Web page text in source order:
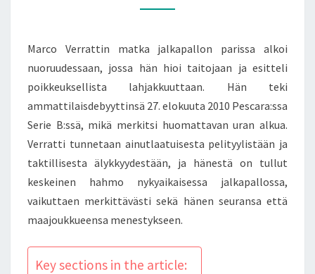
Marco Verrattin matka jalkapallon parissa alkoi
nuoruudessaan, jossa hän hioi taitojaan ja esitteli
poikkeuksellista lahjakkuuttaan. Hän teki
ammattilaisdebyyttinsä 27. elokuuta 2010 Pescara:ssa
Serie B:ssä, mikä merkitsi huomattavan uran alkua.
Verratti tunnetaan ainutlaatuisesta pelityylistään ja
taktillisesta älykkyydestään, ja hänestä on tullut
keskeinen hahmo nykyaikaisessa jalkapallossa,
vaikuttaen merkittävästi sekä hänen seuransa että
maajoukkueensa menestykseen.
Key sections in the article: